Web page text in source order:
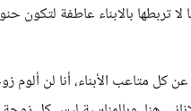
لا تربطها بالابناء عاطفة
متاعب الأبناء، أنا لن ألوم